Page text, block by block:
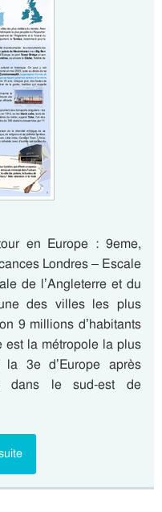
en Europe : 9eme,
Londres – Escale
de l’Angleterre et du
des villes les plus
9 millions d’habitants
est la métropole la plus
3e d’Europe après
dans le sud-est de